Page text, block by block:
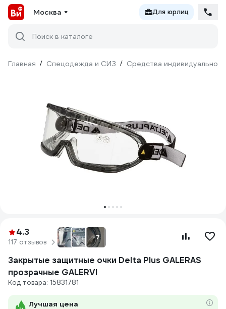
Москва Для юрлиц
Поиск в каталоге
Главная / Спецодежда и СИЗ / Средства индивидуальной
4.3
117 отзывов
+7
Закрытые защитные очки Delta Plus GALERAS
прозрачные GALERVI
Код товара: 15831781
Лучшая цена